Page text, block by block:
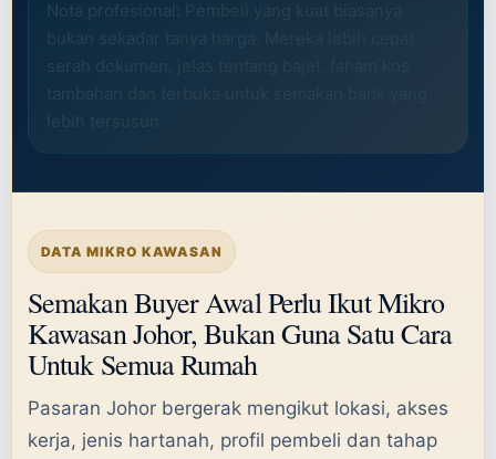
Nota profesional: Pembeli yang kuat biasanya
bukan sekadar tanya harga. Mereka lebih cepat
serah dokumen, jelas tentang bajet, faham kos
tambahan dan terbuka untuk semakan bank yang
DATA MIKRO KAWASAN
Semakan Buyer Awal Perlu Ikut Mikro
Kawasan Johor, Bukan Guna Satu Cara
Untuk Semua Rumah
Pasaran Johor bergerak mengikut lokasi, akses
kerja, jenis hartanah, profil pembeli dan tahap